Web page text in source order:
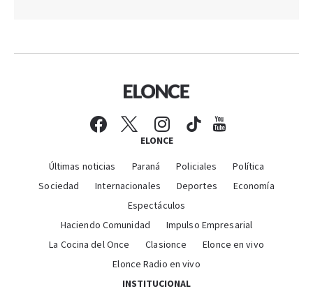
ELONCE
Últimas noticias Paraná Policiales
Política
Sociedad
Internacionales Deportes
Economía
Espectáculos
Haciendo Comunidad
Impulso Empresarial
La Cocina del Once
Clasionce
Elonce en vivo
Elonce Radio en vivo
INSTITUCIONAL